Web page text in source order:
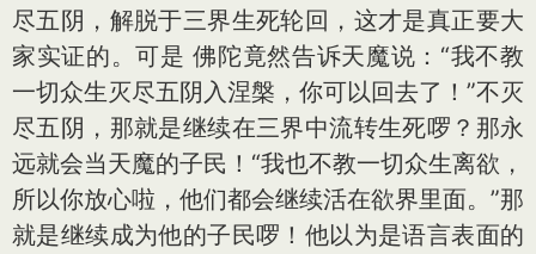
尽五阴，解脱于三界生死轮回，这才是真正要大
家实证的。可是 佛陀竟然告诉天魔说：“我不教
一切众生灭尽五阴入涅槃，你可以回去了！”不灭
尽五阴，那就是继续在三界中流转生死啰？那永
远就会当天魔的子民！“我也不教一切众生离欲，
所以你放心啦，他们都会继续活在欲界里面。”那
就是继续成为他的子民啰！他以为是语言表面的